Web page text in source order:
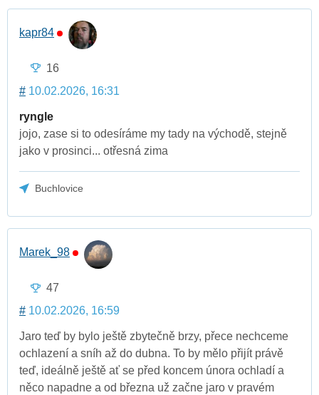
kapr84
16
# 10.02.2026, 16:31
ryngle
jojo, zase si to odesíráme my tady na východě, stejně
jako v prosinci... otřesná zima
Buchlovice
Marek_98
47
# 10.02.2026, 16:59
Jaro teď by bylo ještě zbytečně brzy, přece nechceme
ochlazení a sníh až do dubna. To by mělo přijít právě
teď, ideálně ještě ať se před koncem února ochladí a
něco napadne a od března už začne jaro v pravém